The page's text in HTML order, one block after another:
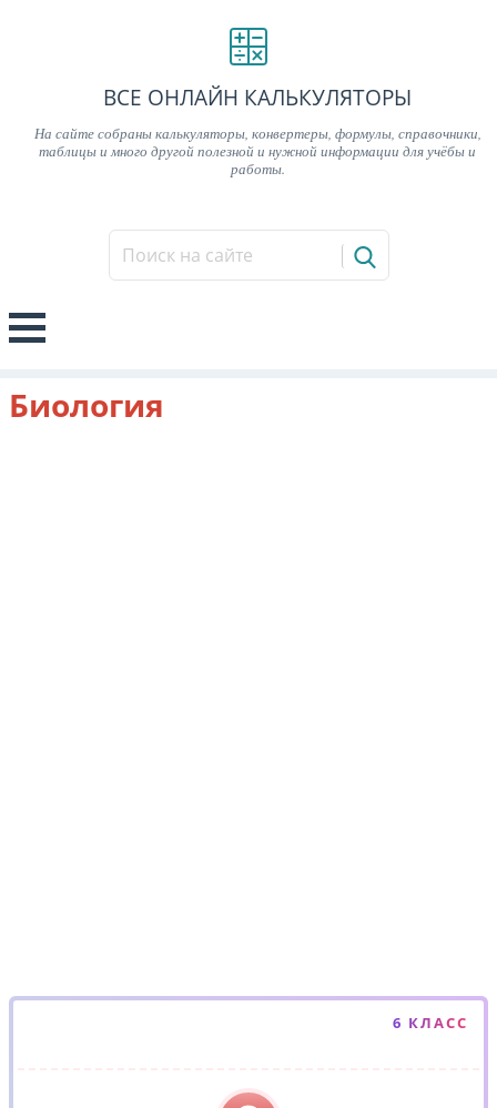
ВСЕ ОНЛАЙН КАЛЬКУЛЯТОРЫ
На сайте собраны калькуляторы, конвертеры, формулы, справочники,
таблицы и много другой полезной и нужной информации для учёбы и
работы.
Биология
6 КЛАСС